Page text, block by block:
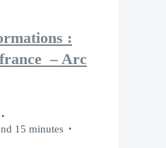
:
– Arc
15 minutes